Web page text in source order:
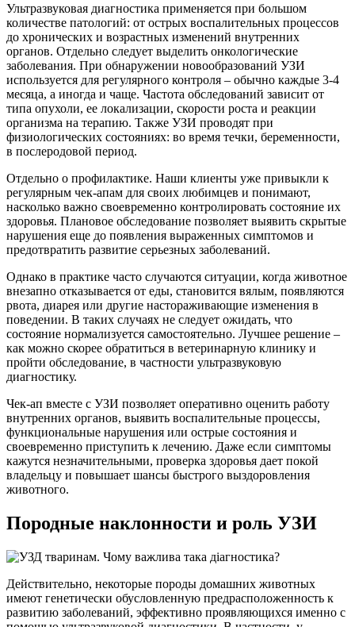
Ультразвуковая диагностика применяется при большом
количестве патологий: от острых воспалительных процессов
до хронических и возрастных изменений внутренних
органов. Отдельно следует выделить онкологические
заболевания. При обнаружении новообразований УЗИ
используется для регулярного контроля – обычно каждые 3-4
месяца, а иногда и чаще. Частота обследований зависит от
типа опухоли, ее локализации, скорости роста и реакции
организма на терапию. Также УЗИ проводят при
физиологических состояниях: во время течки, беременности,
в послеродовой период.
Отдельно о профилактике. Наши клиенты уже привыкли к
регулярным чек-апам для своих любимцев и понимают,
насколько важно своевременно контролировать состояние их
здоровья. Плановое обследование позволяет выявить скрытые
нарушения еще до появления выраженных симптомов и
предотвратить развитие серьезных заболеваний.
Однако в практике часто случаются ситуации, когда животное
внезапно отказывается от еды, становится вялым, появляются
рвота, диарея или другие настораживающие изменения в
поведении. В таких случаях не следует ожидать, что
состояние нормализуется самостоятельно. Лучшее решение –
как можно скорее обратиться в ветеринарную клинику и
пройти обследование, в частности ультразвуковую
диагностику.
Чек-ап вместе с УЗИ позволяет оперативно оценить работу
внутренних органов, выявить воспалительные процессы,
функциональные нарушения или острые состояния и
своевременно приступить к лечению. Даже если симптомы
кажутся незначительными, проверка здоровья дает покой
владельцу и повышает шансы быстрого выздоровления
животного.
Породные наклонности и роль УЗИ
Действительно, некоторые породы домашних животных
имеют генетически обусловленную предрасположенность к
развитию заболеваний, эффективно проявляющихся именно с